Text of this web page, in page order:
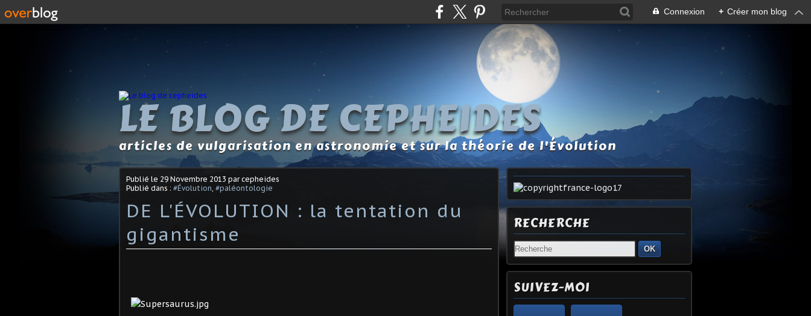
Connexion + Créer mon blog
LE BLOG DE CEPHEIDES
articles de vulgarisation en astronomie et sur la théorie de l'Évolution
Publié le 29 Novembre 2013 par cepheides
Publié dans : #Évolution #paléontologie
DE L'ÉVOLUTION : la tentation du
gigantisme
RECHERCHE
OK
SUIVEZ-MOI